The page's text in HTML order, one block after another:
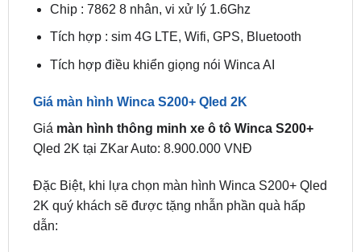
RAM: 3GB
Bộ nhớ trong: 32GB
Chip : 7862 8 nhân, vi xử lý 1.6Ghz
Tích hợp : sim 4G LTE, Wifi, GPS, Bluetooth
Tích hợp điều khiển giọng nói Winca AI
Giámàn hình thông minh xe ô tô Winca S200+
Qled 2K tại ZKar Auto: 8.900.000 VNĐ